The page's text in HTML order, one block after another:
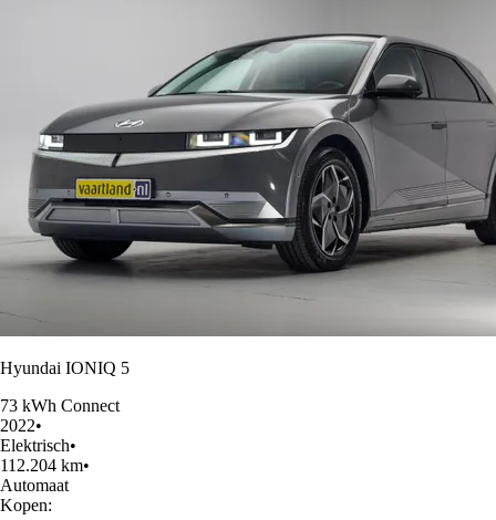
Hyundai IONIQ 5
73 kWh Connect
2022•
Elektrisch•
112.204 km•
Automaat
Kopen: